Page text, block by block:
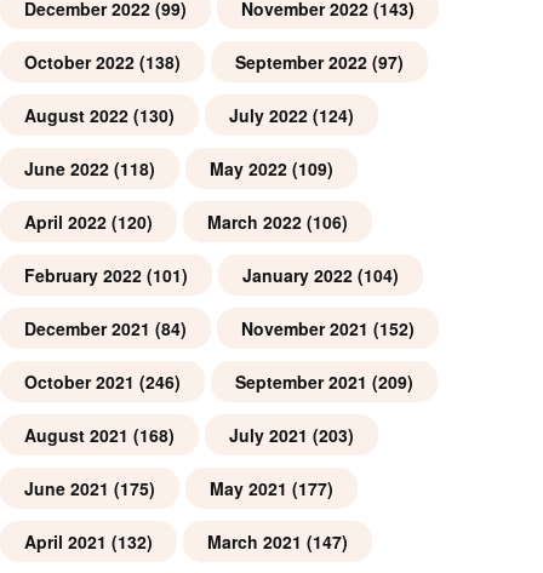
December 2022 (99) November 2022 (143)
October 2022 (138) September 2022 (97)
August 2022 (130) July 2022 (124)
June 2022 (118) May 2022 (109)
April 2022 (120) March 2022 (106)
February 2022 (101) January 2022 (104)
December 2021 (84) November 2021 (152)
October 2021 (246) September 2021 (209)
August 2021 (168) July 2021 (203)
June 2021 (175) May 2021 (177)
April 2021 (132) March 2021 (147)